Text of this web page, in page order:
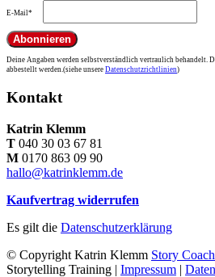
E-Mail*
Deine Angaben werden selbstverständlich vertraulich behandelt.
abbestellt werden.(siehe unsere Datenschutzrichtlinien)
Kontakt
Katrin Klemm
T 040 30 03 67 81
M 0170 863 09 90
hallo@katrinklemm.de
Kaufvertrag widerrufen
Es gilt die Datenschutzerklärung
© Copyright Katrin Klemm Story
Storytelling Training | Impressum |